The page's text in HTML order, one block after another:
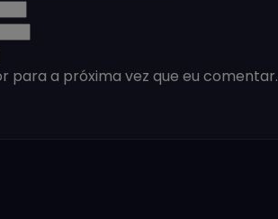
para a próxima vez que eu comentar.